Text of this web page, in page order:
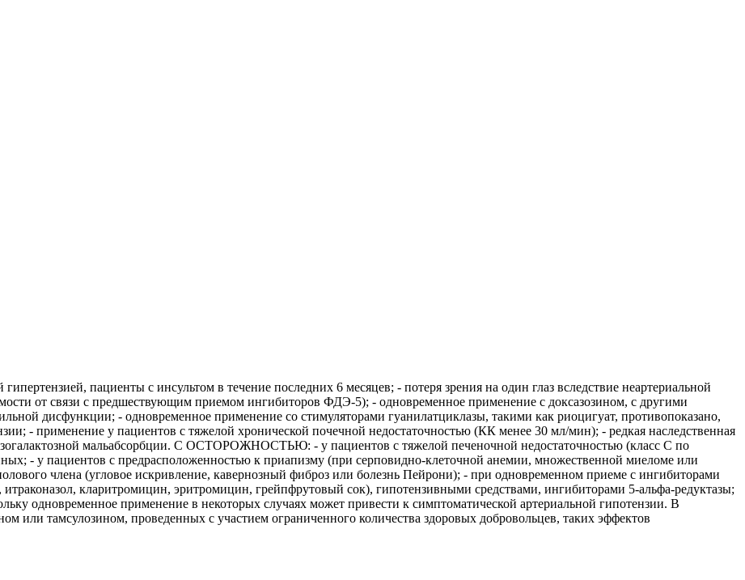
пациенты с инсультом в течение последних 6 месяцев; - потеря зрения на один глаз вследствие неартериальной
от связи с предшествующим приемом ингибиторов ФДЭ-5); - одновременное применение с доксазозином, с другими
дисфункции; - одновременное применение со стимуляторами гуанилатциклазы, такими как риоцигуат, противопоказано,
- применение у пациентов с тяжелой хронической почечной недостаточностью (КК менее 30 мл/мин); - редкая наследственная
мальабсорбции. С ОСТОРОЖНОСТЬЮ: - у пациентов с тяжелой печеночной недостаточностью (класс С по
- у пациентов с предрасположенностью к приапизму (при серповидно-клеточной анемии, множественной миеломе или
члена (угловое искривление, кавернозный фиброз или болезнь Пейрони); - при одновременном приеме с ингибиторами
кларитромицин, эритромицин, грейпфрутовый сок), гипотензивными средствами, ингибиторами 5-альфа-редуктазы;
одновременное применение в некоторых случаях может привести к симптоматической артериальной гипотензии. В
или тамсулозином, проведенных с участием ограниченного количества здоровых добровольцев, таких эффектов